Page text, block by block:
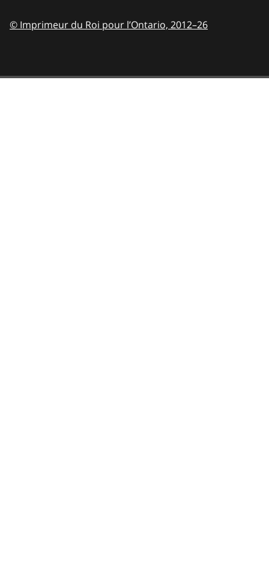
© Imprimeur du Roi pour l’Ontario, 2012–26